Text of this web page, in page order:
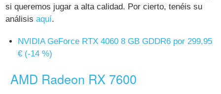
si queremos jugar a alta calidad. Por cierto, tenéis su
análisisaquí.
NVIDIA GeForce RTX 4060 8 GB GDDR6 por 299,95
€ (-14 %)
AMD Radeon RX 7600